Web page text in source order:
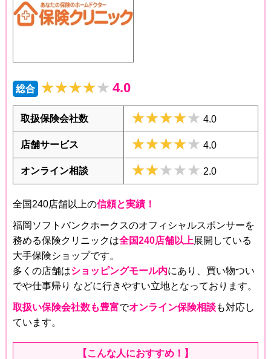
総合 ★★★★★
★★★★★ 4.0
取扱保険会社数 ★★★★★
★★★★★ 4.0
店舗サービス ★★★★★
★★★★★ 4.0
オンライン相談 ★★★★★
★★★★★ 2.0
全国240店舗以上の信頼と実績！
福岡ソフトバンクホークスのオフィシャルスポンサーを
務める保険クリニックは全国240店舗以上展開している
大手保険ショップです。
多くの店舗はショッピングモール内にあり、買い物つい
でや仕事帰り などに行きやすい立地となっております。
取扱い保険会社数も豊富でオンライン保険相談も対応し
ています。
【こんな人におすすめ！】